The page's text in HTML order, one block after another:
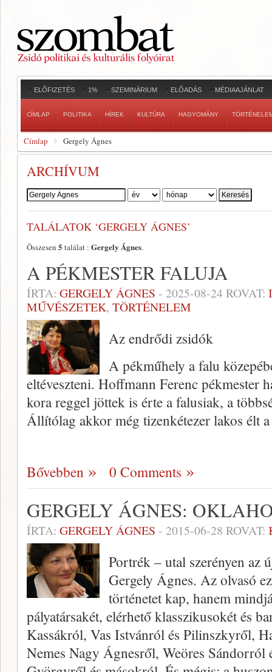
ELŐFIZETÉS 1% SZEMINÁRIUM ELŐADÁS MÉDIAAJÁNLAT
CÍMLAP POLITIKA HÍREK KULTÚRA HAGYOMÁNY
Címlap Gergely Ágnes
ARCHÍVUM
Szerző:
TALÁLATOK ‘GERGELY ÁGNES’
Összesen 5 találat : Gergely Ágnes.
A PÉKMESTER FALUJA
ÍRTA: GERGELY ÁGNES - 2025-08-24ROVAT:
MŰVÉSZETEK, TÖRTÉNELEM
Az endrődi zsidók
A pékműhely a falu
eltéveszteni. Hoffmann Ferenc pékmester
kora reggel jöttek is érte a falusiak, a
Állítólag akkor még tizenkétezer lakos élt
Bővebben 0 Comments
GERGELY ÁGNES:
ÍRTA: GERGELY ÁGNES - 2015-06-28 ROVAT:
Portrék – utal szerényen az
Gergely Ágnes. Az olvasó
történetet kap, hanem
pályatársakét, elérhető klasszikusokét és
Kassákról, Vas Istvánról és Pilinszkyről,
Nemes Nagy Ágnesről, Weöres Sándorról